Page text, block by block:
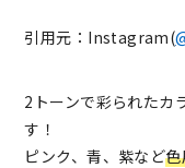
引用元：Instagram(
2トーンで彩られたカ
す！
ピンク、青、紫など色